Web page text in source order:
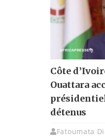
Côte
Ouattara
détenus
Fatoumata